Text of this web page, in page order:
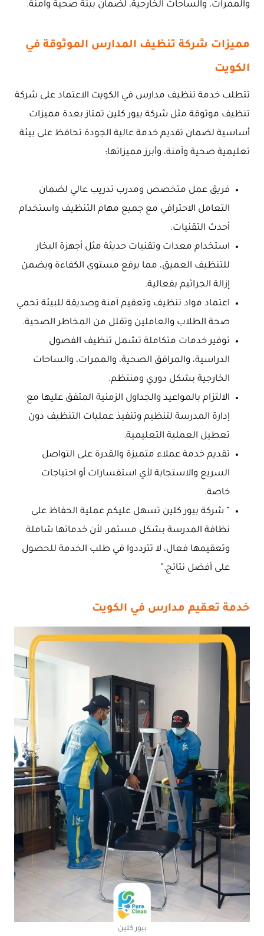
والممرات، والساحات الخارجية، لضمان بيئة صحية وآمنة.
مميزات شركة تنظيف المدارس الموثوقة في
الكويت
تتطلب خدمة تنظيف مدارس في الكويت الاعتماد على شركة
تنظيف موثوقة مثل شركة بيور كلين تمتاز بعدة مميزات
أساسية لضمان تقديم خدمة عالية الجودة تحافظ على بيئة
تعليمية صحية وآمنة، وأبرز مميزاتها:
فريق عمل متخصص ومدرب تدريب عالي لضمان
التعامل الاحترافي مع جميع مهام التنظيف واستخدام
أحدث التقنيات.
استخدام معدات وتقنيات حديثة مثل أجهزة البخار
للتنظيف العميق، مما يرفع مستوى الكفاءة ويضمن
إزالة الجراثيم بفعالية.
اعتماد مواد تنظيف وتعقيم آمنة وصديقة للبيئة تحمي
صحة الطلاب والعاملين وتقلل من المخاطر الصحية.
توفير خدمات متكاملة تشمل تنظيف الفصول
الدراسية، والمرافق الصحية، والممرات، والساحات
الخارجية بشكل دوري ومنتظم.
الالتزام بالمواعيد والجداول الزمنية المتفق عليها مع
إدارة المدرسة لتنظيم وتنفيذ عمليات التنظيف دون
تعطيل العملية التعليمية.
تقديم خدمة عملاء متميزة والقدرة على التواصل
السريع والاستجابة لأي استفسارات أو احتياجات
خاصة.
” شركة بيور كلين تسهل عليكم عملية الحفاظ على
نظافة المدرسة بشكل مستمر، لأن خدماتها شاملة
وتعقيمها فعال، لا تترددوا في طلب الخدمة للحصول
على أفضل نتائج.”
خدمة تعقيم مدارس في الكويت
بيور كلين